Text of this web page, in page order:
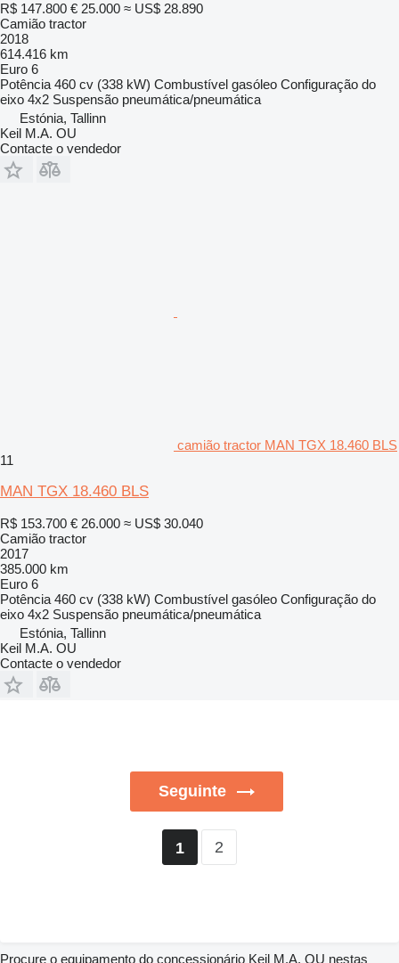
R$ 147.800 € 25.000 ≈ US$ 28.890
Camião tractor
2018
614.416 km
Euro 6
Potência 460 cv (338 kW) Combustível gasóleo Configuração do
eixo 4x2 Suspensão pneumática/pneumática
Estónia, Tallinn
Keil M.A. OU
Contacte o vendedor
camião tractor MAN TGX 18.460 BLS
11
MAN TGX 18.460 BLS
R$ 153.700 € 26.000 ≈ US$ 30.040
Camião tractor
2017
385.000 km
Euro 6
Potência 460 cv (338 kW) Combustível gasóleo Configuração do
eixo 4x2 Suspensão pneumática/pneumática
Estónia, Tallinn
Keil M.A. OU
Contacte o vendedor
Seguinte
1 2
Procure o equipamento do concessionário Keil M.A. OU nestas